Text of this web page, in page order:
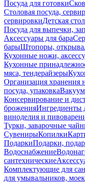
Посуда для готовки
Столовая посуда,
сервировкиДетская
Посуда для выпечки,
Аксессуары для бара
барыШтопоры,
Кухонные ножи,
Кухонные
мяса, тендерайзеры
Организация хранения
посуда, упаковка
Консервирование и
броженияИнгредиенты
виноделия и
Турки, заварочные
СувенирыКопилки
ПодаркиПодарки,
Водоснабжение
сантехнические
Комплектующие для
для умывальников, моек